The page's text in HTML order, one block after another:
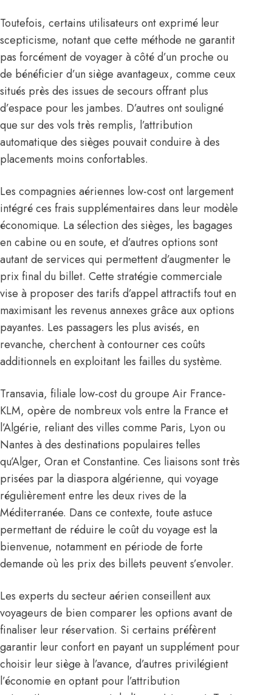
Toutefois, certains utilisateurs ont exprimé leur
scepticisme, notant que cette méthode ne garantit
pas forcément de voyager à côté d’un proche ou
de bénéficier d’un siège avantageux, comme ceux
situés près des issues de secours offrant plus
d’espace pour les jambes. D’autres ont souligné
que sur des vols très remplis, l’attribution
automatique des sièges pouvait conduire à des
placements moins confortables.
Les compagnies aériennes low-cost ont largement
intégré ces frais supplémentaires dans leur modèle
économique. La sélection des sièges, les bagages
en cabine ou en soute, et d’autres options sont
autant de services qui permettent d’augmenter le
prix final du billet. Cette stratégie commerciale
vise à proposer des tarifs d’appel attractifs tout en
maximisant les revenus annexes grâce aux options
payantes. Les passagers les plus avisés, en
revanche, cherchent à contourner ces coûts
additionnels en exploitant les failles du système.
Transavia, filiale low-cost du groupe Air France-
KLM, opère de nombreux vols entre la France et
l’Algérie, reliant des villes comme Paris, Lyon ou
Nantes à des destinations populaires telles
qu’Alger, Oran et Constantine. Ces liaisons sont très
prisées par la diaspora algérienne, qui voyage
régulièrement entre les deux rives de la
Méditerranée. Dans ce contexte, toute astuce
permettant de réduire le coût du voyage est la
bienvenue, notamment en période de forte
demande où les prix des billets peuvent s’envoler.
Les experts du secteur aérien conseillent aux
voyageurs de bien comparer les options avant de
finaliser leur réservation. Si certains préfèrent
garantir leur confort en payant un supplément pour
choisir leur siège à l’avance, d’autres privilégient
l’économie en optant pour l’attribution